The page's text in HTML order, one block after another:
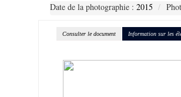
Date de la photographie : 2015
Consulter le document Information sur les